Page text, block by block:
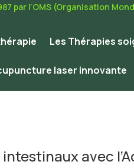
par l’OMS (Organisation
Les Thérapies
laser innovante
avec